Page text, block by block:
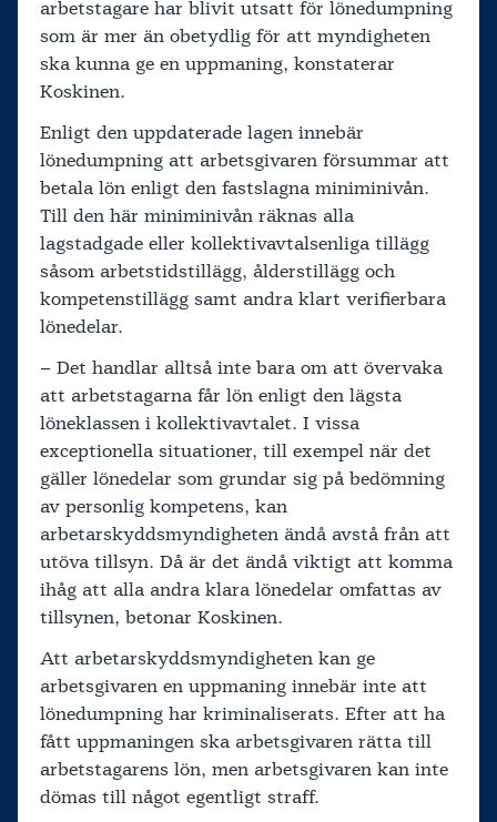
arbetstagare har blivit utsatt för lönedumpning
som är mer än obetydlig för att myndigheten
ska kunna ge en uppmaning, konstaterar
Koskinen.
Enligt den uppdaterade lagen innebär
lönedumpning att arbetsgivaren försummar att
betala lön enligt den fastslagna miniminivån.
Till den här miniminivån räknas alla
lagstadgade eller kollektivavtalsenliga tillägg
såsom arbetstidstillägg, ålderstillägg och
kompetenstillägg samt andra klart verifierbara
lönedelar.
– Det handlar alltså inte bara om att övervaka
att arbetstagarna får lön enligt den lägsta
löneklassen i kollektivavtalet. I vissa
exceptionella situationer, till exempel när det
gäller lönedelar som grundar sig på bedömning
av personlig kompetens, kan
arbetarskyddsmyndigheten ändå avstå från att
utöva tillsyn. Då är det ändå viktigt att komma
ihåg att alla andra klara lönedelar omfattas av
tillsynen, betonar Koskinen.
Att arbetarskyddsmyndigheten kan ge
arbetsgivaren en uppmaning innebär inte att
lönedumpning har kriminaliserats. Efter att ha
fått uppmaningen ska arbetsgivaren rätta till
arbetstagarens lön, men arbetsgivaren kan inte
dömas till något egentligt straff.